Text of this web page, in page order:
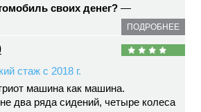
своих денег? —
ПОДРОБНЕЕ
стаж с 2018 г.
машина как машина.
два ряда сидений, четыре колеса